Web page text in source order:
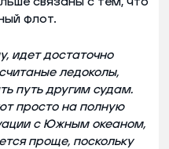
флот.
идет достаточно
ледоколы,
путь другим судам.
просто на полную
с Южным океаном,
проще, поскольку